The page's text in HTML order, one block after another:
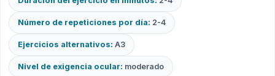
Número de repeticiones por día: 2-4
Ejercicios alternativos: A3
Nivel de exigencia ocular: moderado